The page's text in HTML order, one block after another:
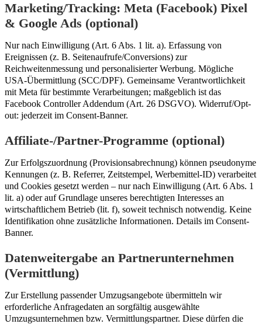
Marketing/Tracking: Meta (Facebook) Pixel
& Google Ads (optional)
Nur nach Einwilligung (Art. 6 Abs. 1 lit. a). Erfassung von
Ereignissen (z. B. Seitenaufrufe/Conversions) zur
Reichweitenmessung und personalisierter Werbung. Mögliche
USA-Übermittlung (SCC/DPF). Gemeinsame Verantwortlichkeit
mit Meta für bestimmte Verarbeitungen; maßgeblich ist das
Facebook Controller Addendum (Art. 26 DSGVO). Widerruf/Opt-
out: jederzeit im Consent-Banner.
Affiliate-/Partner-Programme (optional)
Zur Erfolgszuordnung (Provisionsabrechnung) können pseudonyme
Kennungen (z. B. Referrer, Zeitstempel, Werbemittel-ID) verarbeitet
und Cookies gesetzt werden – nur nach Einwilligung (Art. 6 Abs. 1
lit. a) oder auf Grundlage unseres berechtigten Interesses an
wirtschaftlichem Betrieb (lit. f), soweit technisch notwendig. Keine
Identifikation ohne zusätzliche Informationen. Details im Consent-
Banner.
Datenweitergabe an Partnerunternehmen
(Vermittlung)
Zur Erstellung passender Umzugsangebote übermitteln wir
erforderliche Anfragedaten an sorgfältig ausgewählte
Umzugsunternehmen bzw. Vermittlungspartner. Diese dürfen die